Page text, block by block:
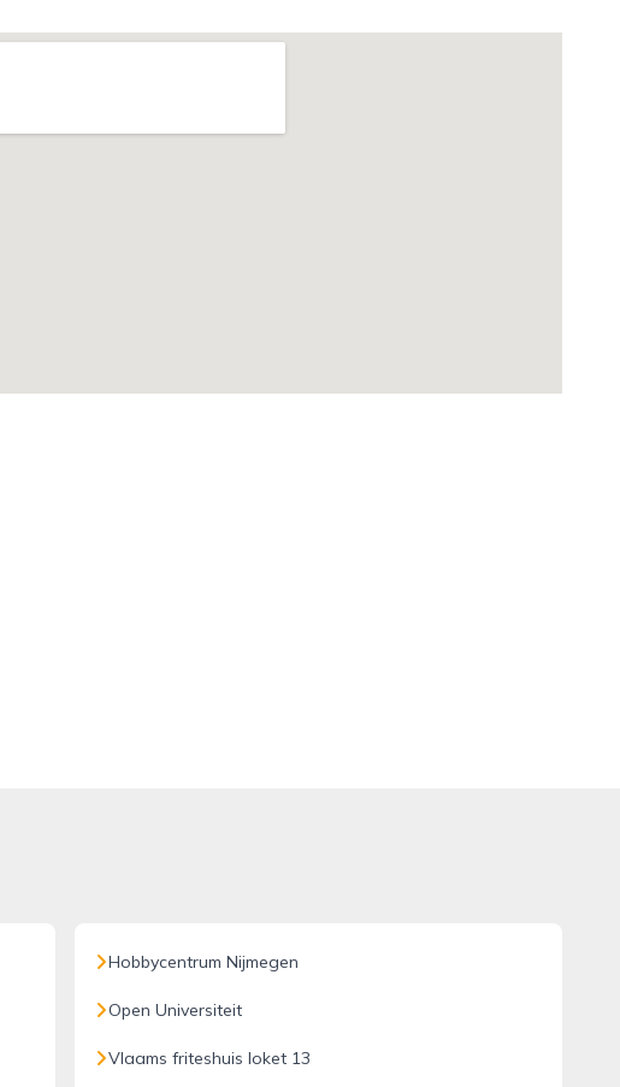
Hobbycentrum Nijmegen
Open Universiteit
Vlaams friteshuis loket 13